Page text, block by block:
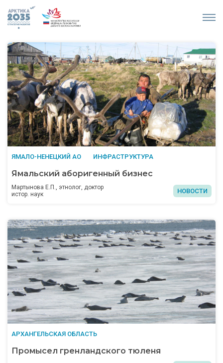
ЯМАЛО-НЕНЕЦКИЙ АО ИНФРАСТРУКТУРА
Ямальский аборигенный бизнес
Мартынова Е.П., этнолог, доктор
истор. наук
НОВОСТИ
АРХАНГЕЛЬСКАЯ ОБЛАСТЬ
Промысел гренландского тюленя